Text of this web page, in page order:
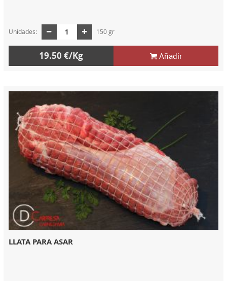
Unidades: 150 gr
19.50 €/Kg Añadir
LLATA PARA ASAR